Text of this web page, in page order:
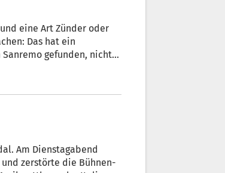
eine Art Zünder oder
Das hat ein
gefunden, nicht
Am Dienstagabend
zerstörte die Bühnen-